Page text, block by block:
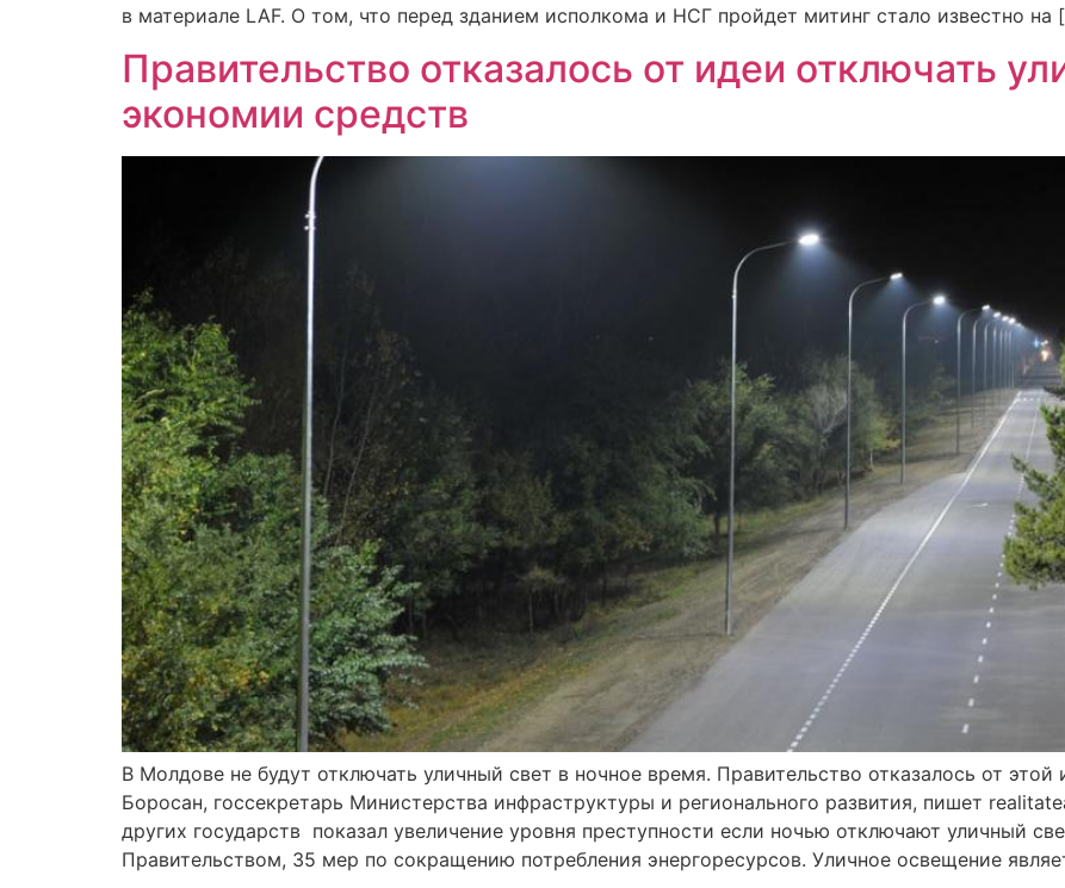
в материале LAF. О том, что перед зданием исполкома и НСГ пройдет митинг стало известно на
Правительство отказалось от идеи отключать
экономии средств
В Молдове не будут отключать уличный свет в ночное время. Правительство отказалось от
Боросан, госсекретарь Министерства инфраструктуры и регионального развития, пишет
других государств показал увеличение уровня преступности если ночью отключают уличный
Правительством, 35 мер по сокращению потребления энергоресурсов. Уличное освещение